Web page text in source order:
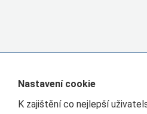
Nastavení cookie
K zajištění co nejlepší